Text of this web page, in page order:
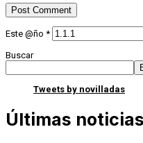
Este @ño *
Buscar
Tweets by novilladas
Últimas noticias